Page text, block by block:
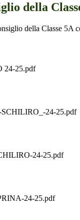
della
della Classe 5A
24-25.pdf
24-25.pdf
24-25.pdf
24-25.pdf